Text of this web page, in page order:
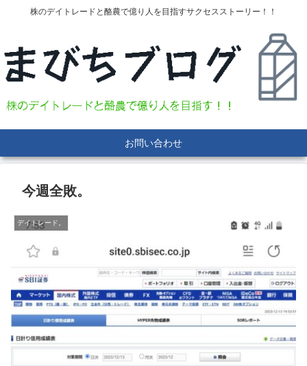
株のデイトレードと酪農で億り人を目指すサクセスストーリー！！
お問い合わせ
今週全敗。
デイトレード。